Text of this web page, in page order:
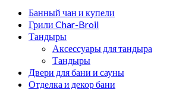
Банный чан и купели
Грили Char-Broil
Тандыры
Аксессуары для тандыра
Тандыры
Двери для бани и сауны
Отделка и декор бани